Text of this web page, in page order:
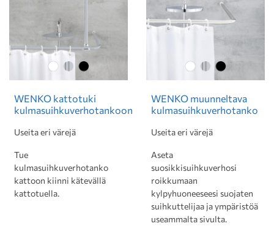
WENKO kattotuki
kulmasuihkuverhotankoon
Useita eri värejä
Tue
kulmasuihkuverhotanko
kattoon kiinni kätevällä
kattotuella.
WENKO muunneltava
kulmasuihkuverhotanko
Useita eri värejä
Aseta
suosikkisuihkuverhosi
roikkumaan
kylpyhuoneeseesi suojaten
suihkuttelijaa ja ympäristöä
useammalta sivulta.